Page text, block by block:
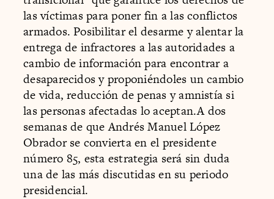
las víctimas para poner fin a las conflictos
armados. Posibilitar el desarme y alentar la
entrega de infractores a las autoridades a
cambio de información para encontrar a
desaparecidos y proponiéndoles un cambio
de vida, reducción de penas y amnistía si
las personas afectadas lo aceptan.A dos
semanas de que Andrés Manuel López
Obrador se convierta en el presidente
número 85, esta estrategia será sin duda
una de las más discutidas en su periodo
presidencial.